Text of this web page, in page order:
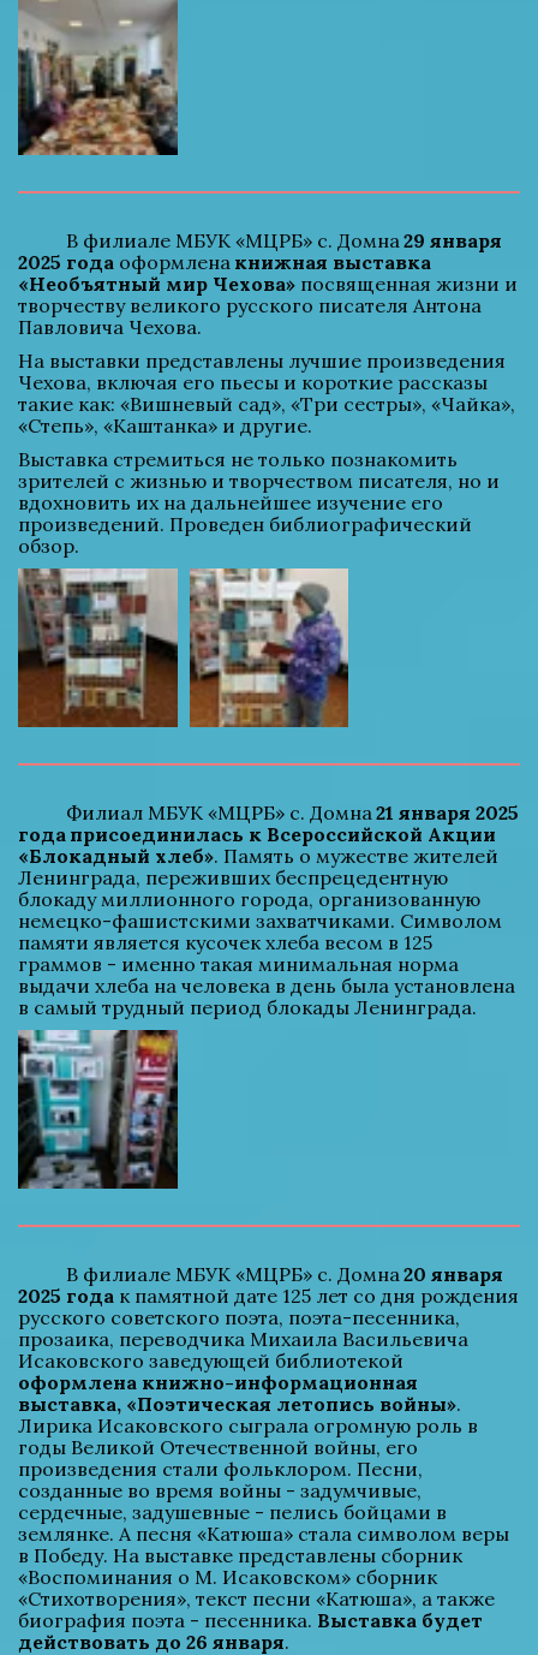
          В филиале МБУК «МЦРБ» с. Домна
29 января
2025 года оформлена книжная выставка
«Необъятный мир Чехова» посвященная жизни и
творчеству великого русского писателя Антона
Павловича Чехова.
На выставки представлены лучшие произведения
Чехова, включая его пьесы и короткие рассказы
такие как: «Вишневый сад», «Три сестры», «Чайка»,
«Степь», «Каштанка» и другие.
Выставка стремиться не только познакомить
зрителей с жизнью и творчеством писателя, но и
вдохновить их на дальнейшее изучение его
произведений. Проведен библиографический
обзор.
          Филиал МБУК «МЦРБ» с. Домна
21 января 2025
года присоединилась к Всероссийской Акции
«Блокадный хлеб». Память о мужестве жителей
Ленинграда, переживших беспрецедентную
блокаду миллионного города, организованную
немецко-фашистскими захватчиками. Символом
памяти является кусочек хлеба весом в 125
граммов - именно такая минимальная норма
выдачи хлеба на человека в день была установлена
в самый трудный период блокады Ленинграда.
          В филиале МБУК «МЦРБ» с. Домна
20 января
2025 года к памятной дате 125 лет со дня рождения
русского советского поэта, поэта-песенника,
прозаика, переводчика Михаила Васильевича
оформлена книжно-информационная
выставка, «Поэтическая летопись войны».
Лирика Исаковского сыграла огромную роль в
годы Великой Отечественной войны, его
произведения стали фольклором. Песни,
созданные во время войны - задумчивые,
сердечные, задушевные - пелись бойцами в
землянке. А песня «Катюша» стала символом веры
в Победу. На выставке представлены сборник
«Воспоминания о М. Исаковском» сборник
«Стихотворения», текст песни «Катюша», а также
биография поэта - песенника. Выставка будет
действовать до 26 января.